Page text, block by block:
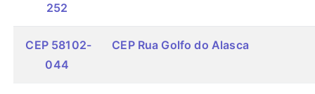
252
CEP 58102-
044
CEP Rua Golfo do Alasca